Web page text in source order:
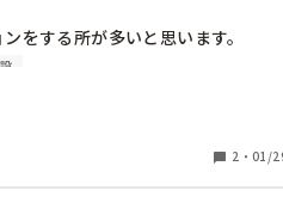
をする所が多いと思います。
、鬼役を誰がやるか？と話が出る
2 ・ 01/